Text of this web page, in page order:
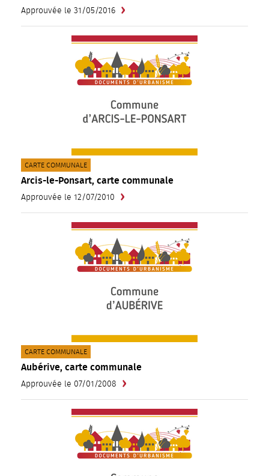
Approuvée le 31/05/2016
Arcis-le-Ponsart, carte communale
Approuvée le 12/07/2010
CATÉGORIE(S) :
CARTE COMMUNALE
Aubérive, carte communale
Approuvée le 07/01/2008
CATÉGORIE(S) :
CARTE COMMUNALE